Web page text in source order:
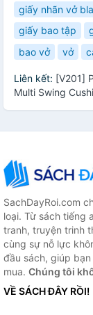
giấy nhãn vở
giấy bao tập
bao vở
vở
Liên kết: [V201]
Multi Swing
SachDayRoi.com
loại. Từ sách tiếng
tranh, truyện trinh
cùng sự nỗ lực
đầu sách, giúp
mua. Chúng tôi
VỀ SÁCH ĐÂY RỒI!